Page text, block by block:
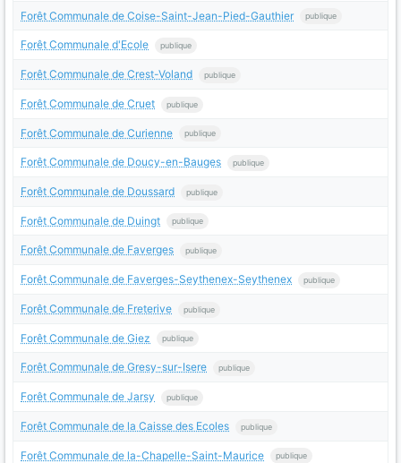
Forêt Communale de Coise-Saint-Jean-Pied-Gauthier publique
Forêt Communale d'Ecole publique
Forêt Communale de Crest-Voland publique
Forêt Communale de Cruet publique
Forêt Communale de Curienne publique
Forêt Communale de Doucy-en-Bauges publique
Forêt Communale de Doussard publique
Forêt Communale de Duingt publique
Forêt Communale de Faverges publique
Forêt Communale de Faverges-Seythenex-Seythenex publique
Forêt Communale de Freterive publique
Forêt Communale de Giez publique
Forêt Communale de Gresy-sur-Isere publique
Forêt Communale de Jarsy publique
Forêt Communale de la Caisse des Ecoles publique
Forêt Communale de la-Chapelle-Saint-Maurice publique